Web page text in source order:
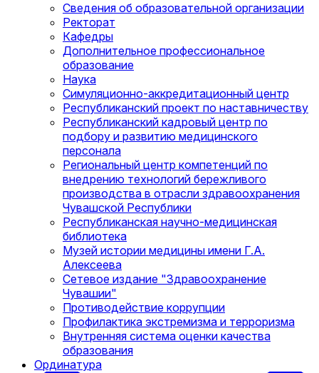
Сведения об образовательной организации
Ректорат
Кафедры
Дополнительное профессиональное
образование
Наука
Симуляционно-аккредитационный центр
Республиканский проект по наставничеству
Республиканский кадровый центр по
подбору и развитию медицинского
персонала
Региональный центр компетенций по
внедрению технологий бережливого
производства в отрасли здравоохранения
Чувашской Республики
Республиканская научно-медицинская
библиотека
Музей истории медицины имени Г.А.
Алексеева
Сетевое издание "Здравоохранение
Чувашии"
Противодействие коррупции
Профилактика экстремизма и терроризма
Внутренняя система оценки качества
образования
Ординатура